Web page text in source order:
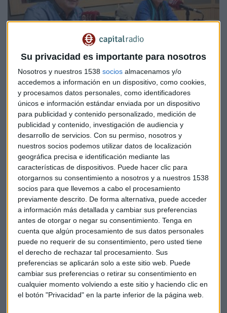
Su privacidad es importante para nosotros
Nosotros y nuestros 1538 socios almacenamos y/o
accedemos a información en un dispositivo, como cookies,
y procesamos datos personales, como identificadores
únicos e información estándar enviada por un dispositivo
para publicidad y contenido personalizado, medición de
publicidad y contenido, investigación de audiencia y
desarrollo de servicios. Con su permiso, nosotros y
nuestros socios podemos utilizar datos de localización
geográfica precisa e identificación mediante las
características de dispositivos. Puede hacer clic para
otorgarnos su consentimiento a nosotros y a nuestros 1538
socios para que llevemos a cabo el procesamiento
previamente descrito. De forma alternativa, puede acceder
a información más detallada y cambiar sus preferencias
antes de otorgar o negar su consentimiento. Tenga en
cuenta que algún procesamiento de sus datos personales
puede no requerir de su consentimiento, pero usted tiene
el derecho de rechazar tal procesamiento. Sus
preferencias se aplicarán solo a este sitio web. Puede
cambiar sus preferencias o retirar su consentimiento en
cualquier momento volviendo a este sitio y haciendo clic en
el botón "Privacidad" en la parte inferior de la página web.
GESTIÓN DEL TALENTO
Convocatoria de ayudas para la formación con
microcréditos
José Joaquín Flechoso
FONDOS NEXT GENERATION
LLYC: "Terminaremos 2022 con un 70% de gasto